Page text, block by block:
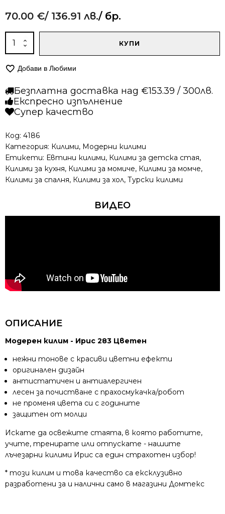
70.00 €/ 136.91 лв./ бр.
количество
килим
Ирис
283
Цветен
КУПИ
Добави в Любими
Безплатна доставка над €153.39 / 300лв.
Експресно изпълнение
Супер качество
Код: 4186
Категория: Килими, Модерни килими
Етикети: Евтини килими, Килими за детска стая,
Килими за кухня, Килими за момиче, Килими за момче,
Килими за спалня, Килими за хол, Турски килими
ВИДЕО
ОПИСАНИЕ
Модерен килим - Ирис 283 Цветен
нежни тонове с красиви цветни ефекти
оригинален дизайн
антистатичен и антиалергичен
лесен за почистване с прахосмукачка/робот
не променя цвета си с годините
защитен от молци
Искате да освежите стаята, в която работите,
учите, тренирате или отпускате - нашите
лъчезарни килими Ирис са един страхотен избор!
* този килим и това качество са ексклузивно
разработени за и налични само в магазини Домтекс